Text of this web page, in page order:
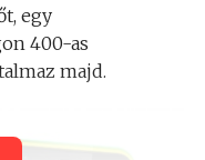
egy
400-as
majd.